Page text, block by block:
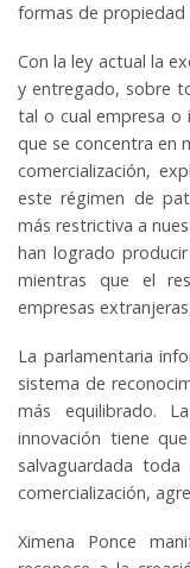
formas de propiedad
Con la ley actual la
y entregado, sobre
tal o cual empresa o
que se concentra en
comercialización,
este régimen de
más restrictiva a
han logrado
mientras que el
empresas
La parlamentaria
sistema de
más equilibrado.
innovación tiene
salvaguardada
comercialización,
Ximena Ponce